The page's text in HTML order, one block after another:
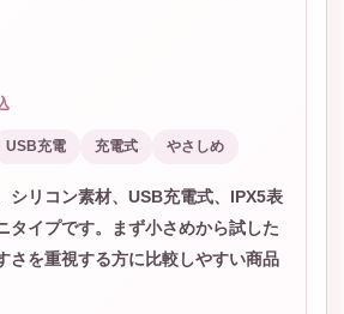
USB充電 充電式 やさしめ
シリコン素材、USB充電式、IPX5表
タイプです。まず小さめから試した
さを重視する方に比較しやすい商品